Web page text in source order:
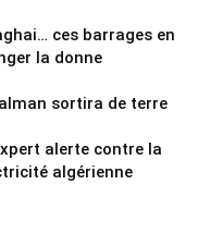
ces barrages en
la donne
sortira de terre
alerte contre la
algérienne